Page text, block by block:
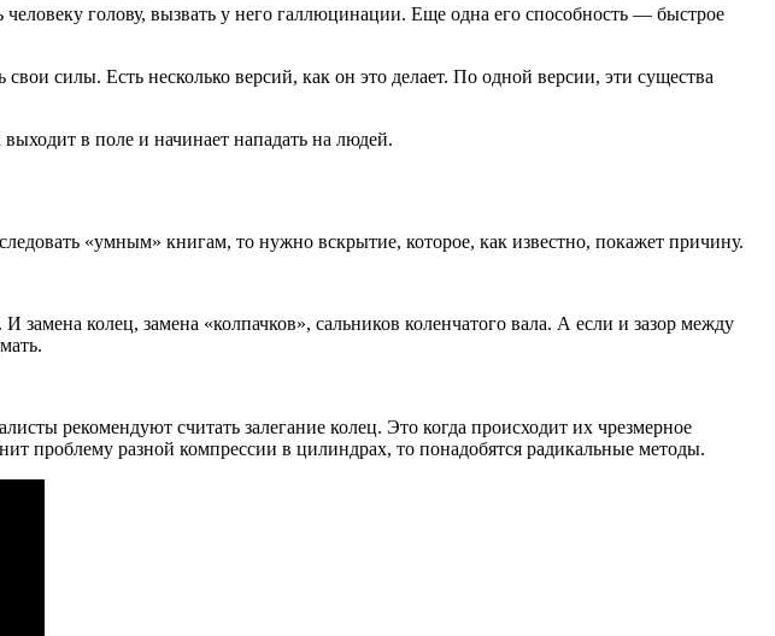
голову, вызвать у него галлюцинации. Еще одна его способность — быстрое
силы. Есть несколько версий, как он это делает. По одной версии, эти существа
в поле и начинает нападать на людей.
«умным» книгам, то нужно вскрытие, которое, как известно, покажет причину.
колец, замена «колпачков», сальников коленчатого вала. А если и зазор между
рекомендуют считать залегание колец. Это когда происходит их чрезмерное
проблему разной компрессии в цилиндрах, то понадобятся радикальные методы.